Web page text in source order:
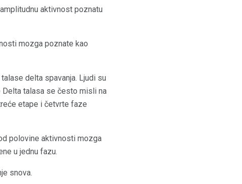
aktivnost poznatu
mozga poznate kao
delta spavanja. Ljudi su
Delta talasa se često misli na
etape i četvrte faze
polovine aktivnosti mozga
u jednu fazu.
snova.